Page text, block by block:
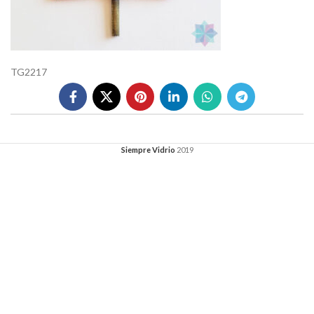
TG2217
Siempre Vidrio 2019